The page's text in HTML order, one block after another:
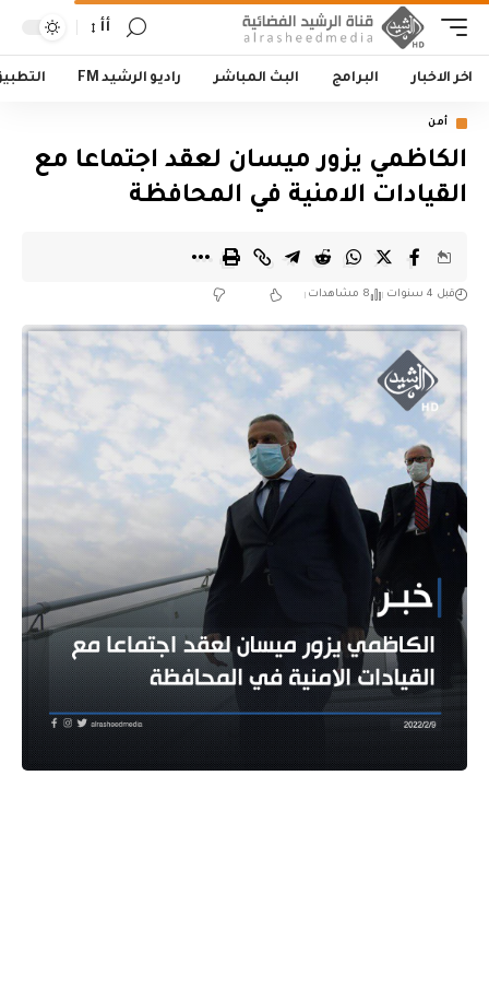
أأ
اخر الاخبار البرامج البث المباشر راديو الرشيد FM
أمن
الكاظمي يزور ميسان لعقد اجتماعا مع
القيادات الامنية في المحافظة
قبل 4 سنوات 8 مشاهدات